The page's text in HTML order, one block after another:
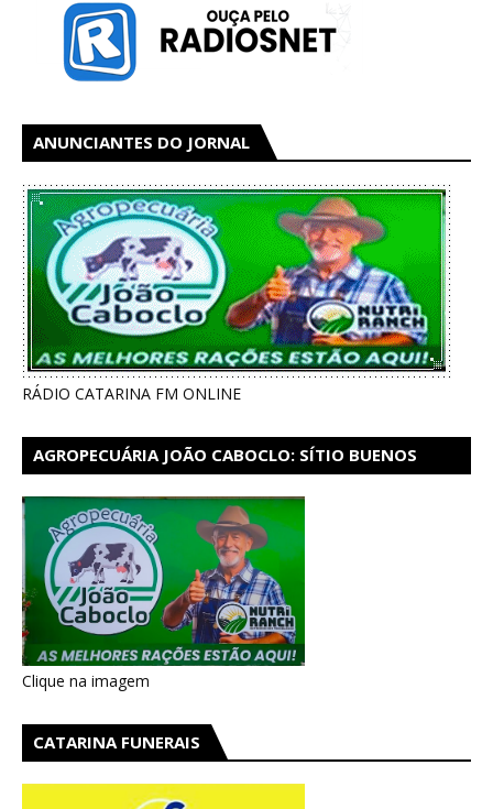
ANUNCIANTES DO JORNAL
RÁDIO CATARINA FM ONLINE
AGROPECUÁRIA JOÃO CABOCLO: SÍTIO BUENOS
Clique na imagem
CATARINA FUNERAIS